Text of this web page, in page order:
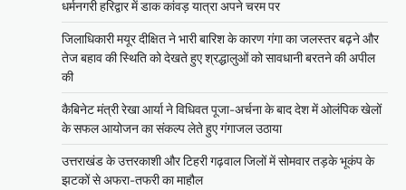
धर्मनगरी हरिद्वार में डाक कांवड़ यात्रा अपने चरम पर
जिलाधिकारी मयूर दीक्षित ने भारी बारिश के कारण गंगा का जलस्तर बढ़ने और
तेज बहाव की स्थिति को देखते हुए श्रद्धालुओं को सावधानी बरतने की अपील
की
कैबिनेट मंत्री रेखा आर्या ने विधिवत पूजा-अर्चना के बाद देश में ओलंपिक खेलों
के सफल आयोजन का संकल्प लेते हुए गंगाजल उठाया
उत्तराखंड के उत्तरकाशी और टिहरी गढ़वाल जिलों में सोमवार तड़के भूकंप के
झटकों से अफरा-तफरी का माहौल